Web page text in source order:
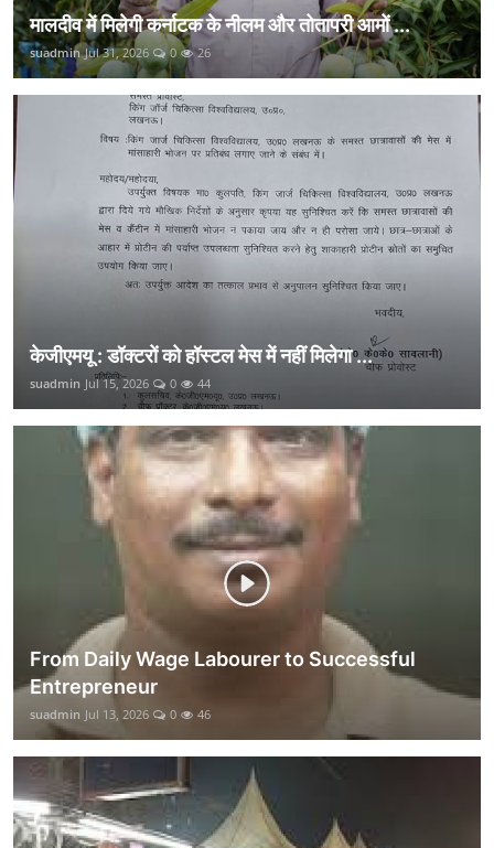
मालदीव में मिलेगी कर्नाटक के नीलम और तोतापरी आमों ...
suadmin Jul 31, 2026 0 26
केजीएमयू : डॉक्टरों को हॉस्टल मेस में नहीं मिलेगा ...
suadmin Jul 15, 2026 0 44
From Daily Wage Labourer to Successful
Entrepreneur
suadmin Jul 13, 2026 0 46